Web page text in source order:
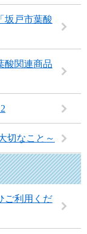
坂戸市葉酸
酸関連商品
切なこと～
ご利用くだ